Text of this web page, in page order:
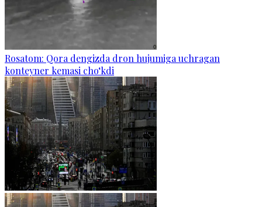
Rosatom: Qora dengizda dron hujumiga uchragan
konteyner kemasi cho‘kdi